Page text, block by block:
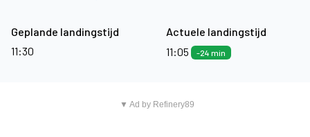
Geplande landingstijd
11:30
Actuele landingstijd
11:05
-24 min
▼ Ad by Refinery89